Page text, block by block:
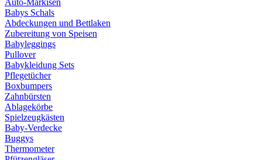
Auto-Markisen
Babys Schals
Abdeckungen und Bettlaken
Zubereitung von Speisen
Babyleggings
Pullover
Babykleidung Sets
Pflegetücher
Boxbumpers
Zahnbürsten
Ablagekörbe
Spielzeugkästen
Baby-Verdecke
Buggys
Thermometer